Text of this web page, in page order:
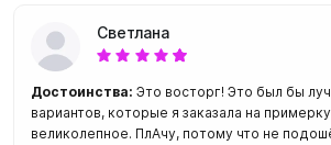
Светлана
Достоинства: Это восторг! Это был бы
вариантов, которые я заказала на
великолепное. ПлАчу, потому что не